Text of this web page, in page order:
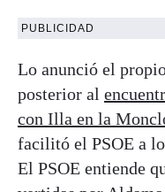
PUBLICIDAD
Lo anunció el
posterior al
con Illa en la
facilitó el PSOE a
El PSOE entiende